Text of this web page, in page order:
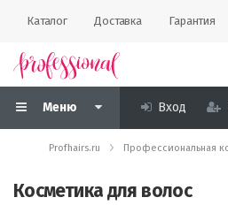
Каталог Доставка Гарантия
Меню Вход
Profhairs.ru Профессиональная
Косметика для волос